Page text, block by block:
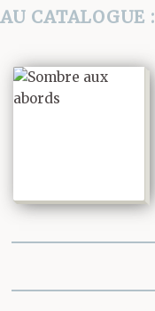
AU CATALOGUE :